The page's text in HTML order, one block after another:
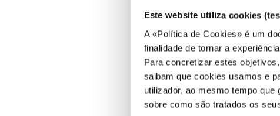
Este website utiliza cookies
A «Política de Cookies» é um
finalidade de tornar a
Para concretizar estes
saibam que cookies usamos e
utilizador, ao mesmo tempo
sobre como são tratados os